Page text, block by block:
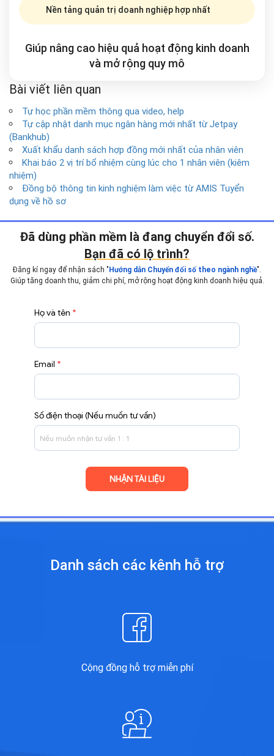
Nền tảng quản trị doanh nghiệp hợp nhất
Giúp nâng cao hiệu quả hoạt động kinh doanh
và mở rộng quy mô
Bài viết liên quan
Tự học phần mềm thông qua video, help
Tự cập nhật danh mục ngân hàng mới nhất từ Jetpay
(Bankhub)
Xuất khẩu danh sách hợp đồng mới nhất của nhân viên
Khai báo 2 vị trí bổ nhiệm cùng lúc cho 1 nhân viên (kiêm
nhiệm)
Đồng bộ thông tin kinh nghiệm làm việc từ AMIS Tuyển
dụng về hồ sơ
Đã dùng phần mềm là đang chuyển đổi số.
Bạn đã có lộ trình?
Đăng kí ngay để nhận sách "Hướng dẫn Chuyển đổi số theo ngành nghề".
Giúp tăng doanh thu, giảm chi phí, mở rộng hoạt động kinh doanh hiệu quả.
Họ và tên *
Email *
Số điện thoại (Nếu muốn tư vấn)
Danh sách các kênh hỗ trợ
Cộng đồng hỗ trợ miễn phí